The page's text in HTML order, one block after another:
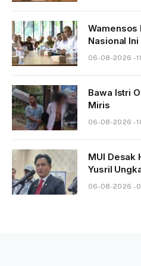
Wamensos
Nasional
06-08-2026 -
Bawa Istri
Miris
06-08-2026 -
MUI Desak
Yusril
06-08-2026 -